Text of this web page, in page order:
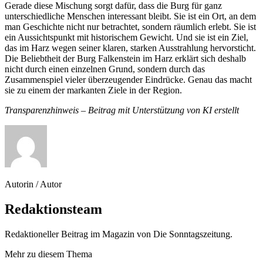
Gerade diese Mischung sorgt dafür, dass die Burg für ganz
unterschiedliche Menschen interessant bleibt. Sie ist ein Ort, an dem
man Geschichte nicht nur betrachtet, sondern räumlich erlebt. Sie ist
ein Aussichtspunkt mit historischem Gewicht. Und sie ist ein Ziel,
das im Harz wegen seiner klaren, starken Ausstrahlung hervorsticht.
Die Beliebtheit der Burg Falkenstein im Harz erklärt sich deshalb
nicht durch einen einzelnen Grund, sondern durch das
Zusammenspiel vieler überzeugender Eindrücke. Genau das macht
sie zu einem der markanten Ziele in der Region.
Transparenzhinweis – Beitrag mit Unterstützung von KI erstellt
Autorin / Autor
Redaktionsteam
Redaktioneller Beitrag im Magazin von Die Sonntagszeitung.
Mehr zu diesem Thema